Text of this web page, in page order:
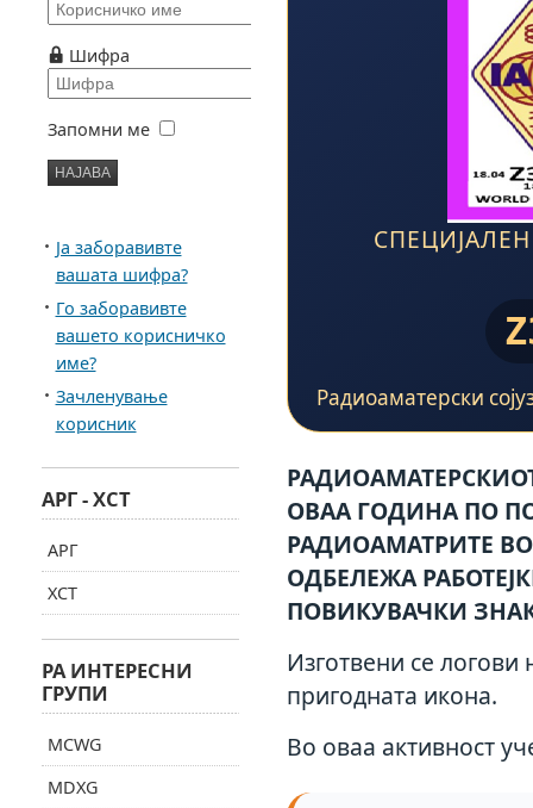
Радиоаматерски
ОВАА ГОДИНА ПО
РАДИОАМАТРИТЕ ВО
ОДБЕЛЕЖА
ПОВИКУВАЧКИ ЗНАК
Изготвени се логови
пригодната икона.
Во оваа активност
Шифра
Запомни ме
Ја заборавивте
вашата шифра?
Го заборавивте
вашето корисничко
име?
Зачленување
корисник
АРГ - ХСТ
АРГ
ХСТ
РА ИНТЕРЕСНИ
ГРУПИ
MCWG
MDXG